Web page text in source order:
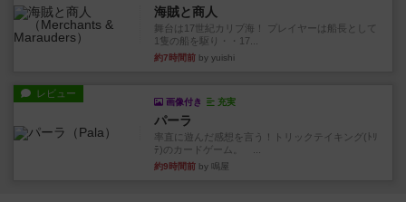
海賊と商人
舞台は17世紀カリブ海！ プレイヤーは船長として
1隻の船を駆り・・17...
約7時間前 by yuishi
レビュー
画像付き 充実
パーラ
率直に遊んだ感想を言う！トリックテイキング(ﾄﾘ
ﾃ)のカードゲーム。 ...
約9時間前 by 鳴屋